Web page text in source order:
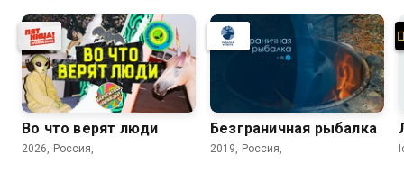
Во что верят люди
2026, Россия,
Безгрaничнaя pыбалка
2019, Россия,